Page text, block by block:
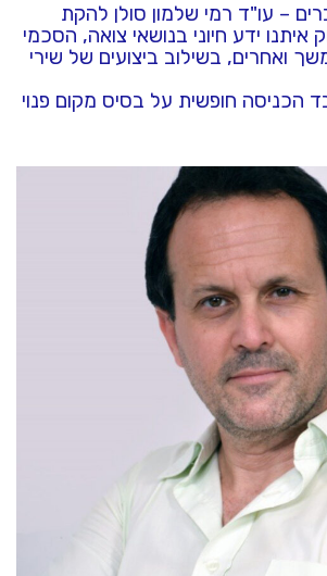
– עו"ד רמי שלמון סולן להקת
ידע חיוני בנושאי צואה, הסכמי
ואחרים, בשילוב ביצועים של שירי
הכניסה חופשית על בסיס מקום פנוי